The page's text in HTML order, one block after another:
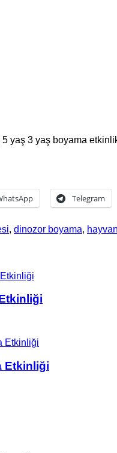
3 yaş boyama
Telegram
, dinozor boyama,
Etkinliği